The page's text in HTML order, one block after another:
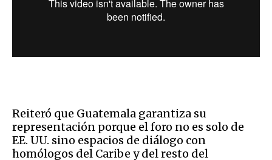
Reiteró que Guatemala garantiza su
representación porque el foro no es solo de
EE. UU. sino espacios de diálogo con
homólogos del Caribe y del resto del